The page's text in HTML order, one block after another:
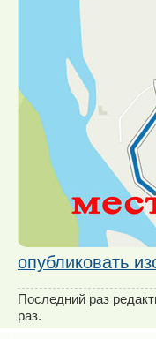
опубликовать
Последний раз
раз.